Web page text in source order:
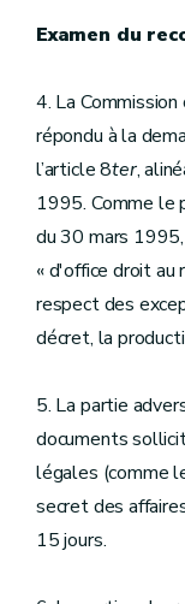
Examen du
4. La
répondu à la
l’article 8ter,
1995. Comme le
du 30 mars
« d'office droit au
respect des
décret, la
5. La partie
documents
légales (comme
secret des
15 jours.